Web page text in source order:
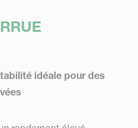
idéale pour des